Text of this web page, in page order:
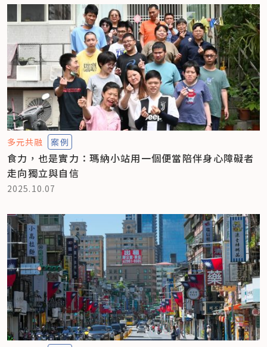
多元共融 案例
食力，也是實力：瑪納小站用一個便當陪伴身心障礙者
走向獨立與自信
2025.10.07